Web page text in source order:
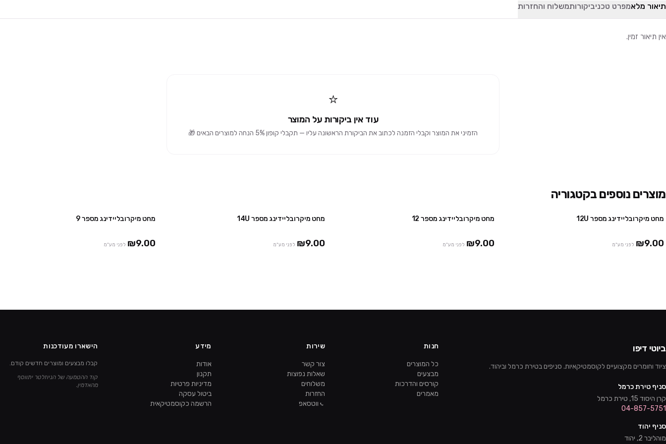
תיאור מלאמפרט טכניביקורותמשלוח והחזרות
אין תיאור זמין.
⭐
עוד אין ביקורות על המוצר
הזמיני את המוצר וקבלי הזמנה לכתוב את הביקורת הראשונה עליו — תקבלי קופון 5% הנחה למוצרים הבאים 🎁
מוצרים נוספים בקטגוריה
מחט מיקרובליידינג מספר 12U
₪9.00 לפני מע"מ
מחט מיקרובליידינג מספר 12
₪9.00 לפני מע"מ
מחט מיקרובליידינג מספר 14U
₪9.00 לפני מע"מ
מחט מיקרובליידינג מספר 9
₪9.00 לפני מע"מ
ביוטי דיפו
ציוד וחומרים מקצועיים לקוסמטיקאיות. סניפים בטירת כרמל וביהוד.
סניף טירת כרמל
קרן היסוד 15, טירת כרמל
04-857-5751
סניף יהוד
מוהליבר 2, יהוד
חנות
כל המוצרים
מבצעים
קורסים והדרכות
מאמרים
שירות
צור קשר
שאלות נפוצות
משלוחים
החזרות
ווטסאפ
מידע
אודות
תקנון
מדיניות פרטיות
ביטול עסקה
הרשמה כקוסמטיקאית
הישארו מעודכנות
קבלו מבצעים ומוצרים חדשים קודם.
קוד ההטמעה של הניוזלטר יתווסף
מהאדמין.